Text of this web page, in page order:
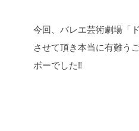
今回、バレエ芸術劇場「
させて頂き本当に有難う
ボーでした‼